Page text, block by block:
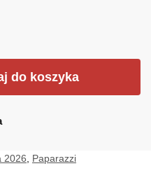
do koszyka
2026, Paparazzi